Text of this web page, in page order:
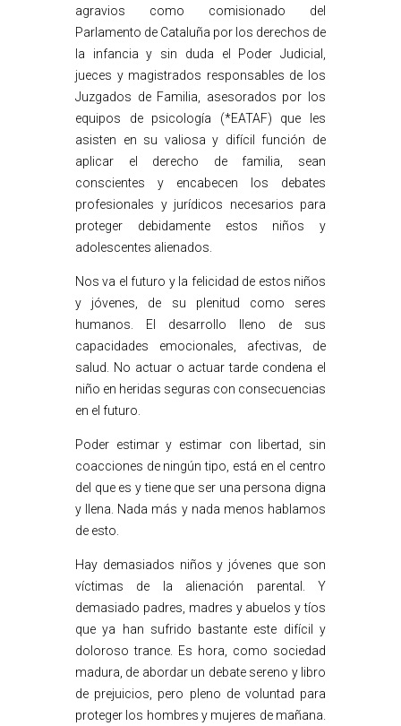
agravios como comisionado del
Parlamento de Cataluña por los derechos de
la infancia y sin duda el Poder Judicial,
jueces y magistrados responsables de los
Juzgados de Familia, asesorados por los
equipos de psicología (*EATAF) que les
asisten en su valiosa y difícil función de
aplicar el derecho de familia, sean
conscientes y encabecen los debates
profesionales y jurídicos necesarios para
proteger debidamente estos niños y
adolescentes alienados.
Nos va el futuro y la felicidad de estos niños
y jóvenes, de su plenitud como seres
humanos. El desarrollo lleno de sus
capacidades emocionales, afectivas, de
salud. No actuar o actuar tarde condena el
niño en heridas seguras con consecuencias
en el futuro.
Poder estimar y estimar con libertad, sin
coacciones de ningún tipo, está en el centro
del que es y tiene que ser una persona digna
y llena. Nada más y nada menos hablamos
de esto.
Hay demasiados niños y jóvenes que son
víctimas de la alienación parental. Y
demasiado padres, madres y abuelos y tíos
que ya han sufrido bastante este difícil y
doloroso trance. Es hora, como sociedad
madura, de abordar un debate sereno y libro
de prejuicios, pero pleno de voluntad para
proteger los hombres y mujeres de mañana.